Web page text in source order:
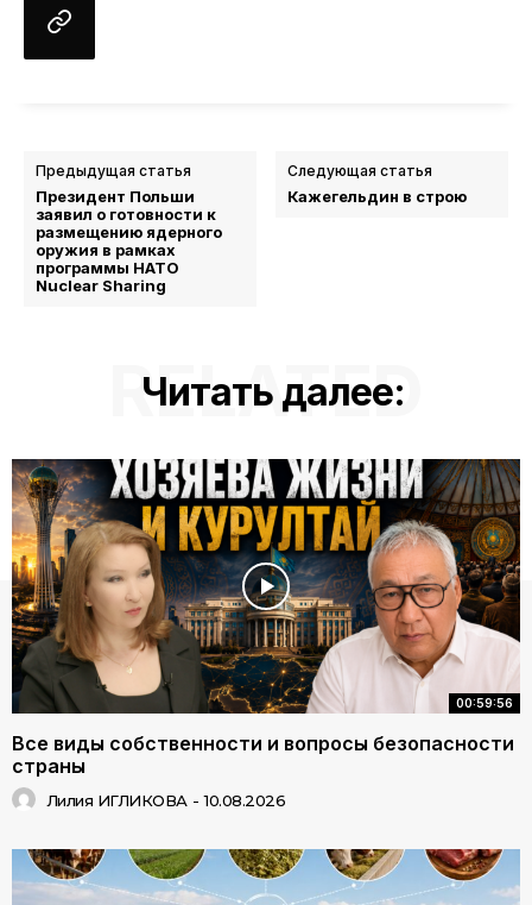
Предыдущая статья
Президент Польши
заявил о готовности к
размещению ядерного
оружия в рамках
программы НАТО
Nuclear Sharing
Следующая статья
Кажегельдин в строю
Читать далее:
RELATED
00:59:56
Все виды собственности и вопросы безопасности
страны
Лилия ИГЛИКОВА - 10.08.2026